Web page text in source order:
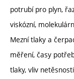
potrubí pro plyn,
viskózní,
Mezní tlaky a
měření, časy
tlaky, vliv